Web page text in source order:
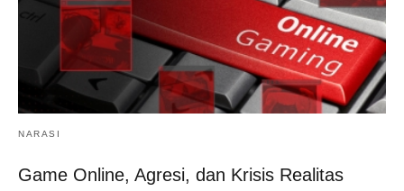
NARASI
Game Online, Agresi, dan Krisis Realitas